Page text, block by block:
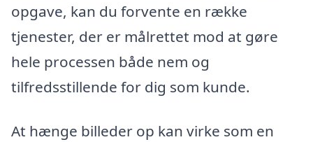
opgave, kan du forvente en række
tjenester, der er målrettet mod at gøre
hele processen både nem og
tilfredsstillende for dig som kunde.
At hænge billeder op kan virke som en